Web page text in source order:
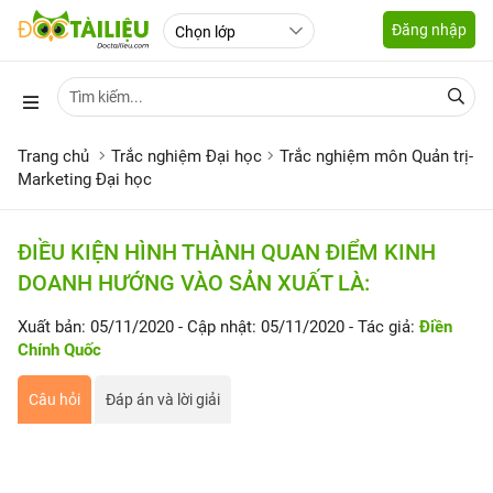
Đăng nhập
Trang chủ Trắc nghiệm Đại học
Trắc nghiệm môn Quản trị-
Marketing Đại học
ĐIỀU KIỆN HÌNH THÀNH QUAN ĐIỂM KINH
DOANH HƯỚNG VÀO SẢN XUẤT LÀ:
Xuất bản: 05/11/2020 - Cập nhật: 05/11/2020 - Tác giả:Điền
Chính Quốc
Câu hỏi Đáp án và lời giải